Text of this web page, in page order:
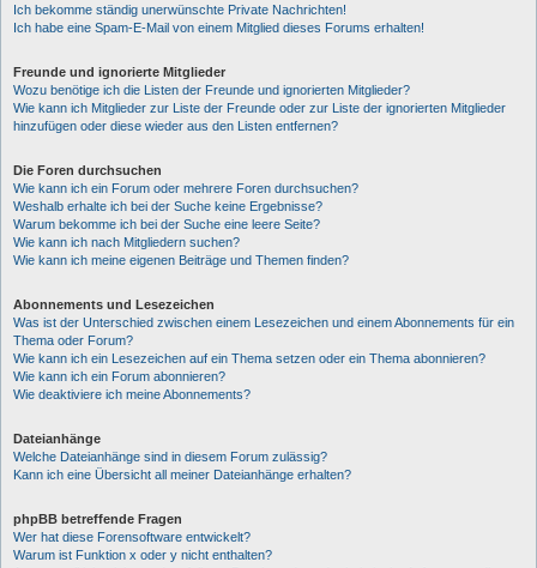
Ich bekomme ständig unerwünschte Private Nachrichten!
Ich habe eine Spam-E-Mail von einem Mitglied dieses Forums erhalten!
Freunde und ignorierte Mitglieder
Wozu benötige ich die Listen der Freunde und ignorierten Mitglieder?
Wie kann ich Mitglieder zur Liste der Freunde oder zur Liste der ignorierten Mitglieder
hinzufügen oder diese wieder aus den Listen entfernen?
Die Foren durchsuchen
Wie kann ich ein Forum oder mehrere Foren durchsuchen?
Weshalb erhalte ich bei der Suche keine Ergebnisse?
Warum bekomme ich bei der Suche eine leere Seite?
Wie kann ich nach Mitgliedern suchen?
Wie kann ich meine eigenen Beiträge und Themen finden?
Abonnements und Lesezeichen
Was ist der Unterschied zwischen einem Lesezeichen und einem Abonnements für ein
Thema oder Forum?
Wie kann ich ein Lesezeichen auf ein Thema setzen oder ein Thema abonnieren?
Wie kann ich ein Forum abonnieren?
Wie deaktiviere ich meine Abonnements?
Dateianhänge
Welche Dateianhänge sind in diesem Forum zulässig?
Kann ich eine Übersicht all meiner Dateianhänge erhalten?
phpBB betreffende Fragen
Wer hat diese Forensoftware entwickelt?
Warum ist Funktion x oder y nicht enthalten?